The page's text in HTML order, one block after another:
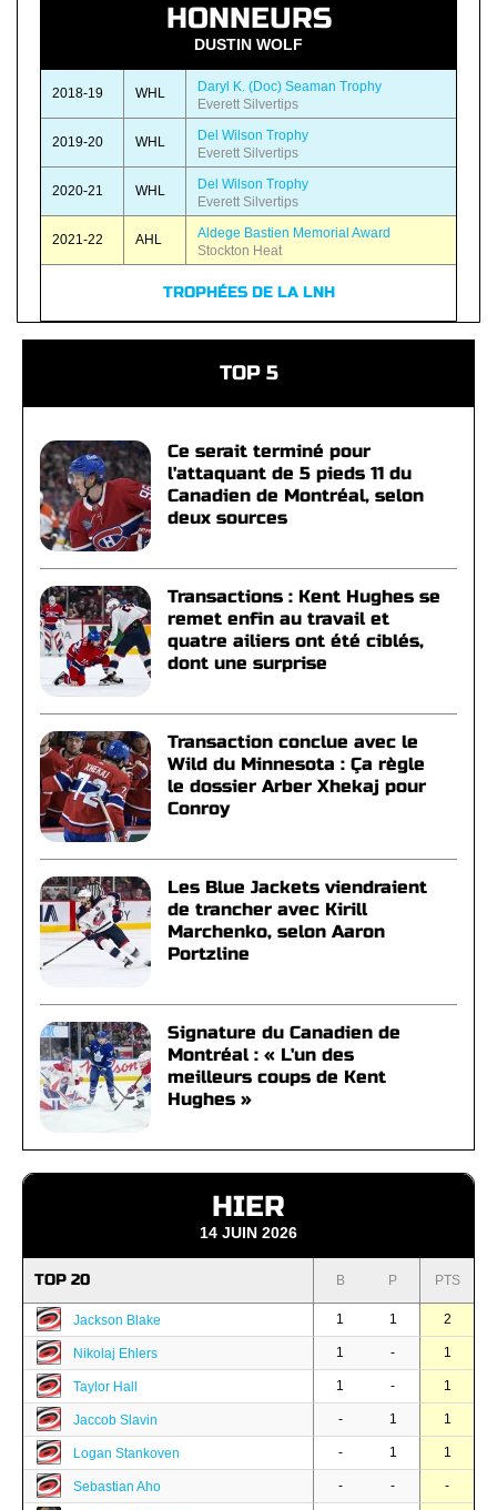
HONNEURS
DUSTIN WOLF
2018-19 WHL
Daryl K. (Doc) Seaman Trophy
Everett Silvertips
2019-20 WHL
Del Wilson Trophy
Everett Silvertips
2020-21 WHL
Del Wilson Trophy
Everett Silvertips
2021-22 AHL
Aldege Bastien Memorial Award
Stockton Heat
TROPHÉES DE LA LNH
TOP 5
Ce serait terminé pour
l'attaquant de 5 pieds 11 du
Canadien de Montréal, selon
deux sources
Transactions : Kent Hughes se
remet enfin au travail et
quatre ailiers ont été ciblés,
dont une surprise
Transaction conclue avec le
Wild du Minnesota : Ça règle
le dossier Arber Xhekaj pour
Conroy
Les Blue Jackets viendraient
de trancher avec Kirill
Marchenko, selon Aaron
Portzline
Signature du Canadien de
Montréal : « L'un des
meilleurs coups de Kent
Hughes »
HIER
14 JUIN 2026
TOP 20 B P PTS
Jackson Blake 1 1 2
Nikolaj Ehlers 1 - 1
Taylor Hall 1 - 1
Jaccob Slavin - 1 1
Logan Stankoven - 1 1
Sebastian Aho - - -